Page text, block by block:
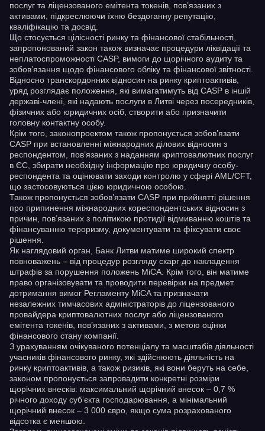
послуг та ліцензованого емітента токенів, пов’язаних з
активами, підкреслюючи їхню бездоганну репутацію,
кваліфікацію та досвід.
Що стосується цілісності ринку та фінансової стабільності,
запропонований закон також визначає процедури ліквідації та
неплатоспроможності CASP, вимоги до щорічного аудиту та
зобов’язання щодо фінансового обліку та фінансової звітності.
Відносно транскордонних відносин на ринку криптоактивів,
уряд розглядає положення, які вимагатимуть від CASP в іншій
державі-члені, які надають послуги в Литві через посередників,
фізичних або юридичних осіб, створити або призначити
головну контактну особу.
Крім того, законопроектом також пропонується зобов’язати
CASP при встановленні міжнародних ділових відносин з
респондентом, пов’язаних з наданням криптовалютних послуг
в ЄС, збирати необхідну інформацію про юридичну особу-
респондента та оцінювати заходи контролю у сфері AML/CFT,
що застосовуються цією юридичною особою.
Також пропонується зобов’язати CASP при прийнятті рішення
про припинення міжнародних кореспондентських відносин з
причин, пов’язаних з політикою протидії відмиванню коштів та
фінансуванню тероризму, документувати та фіксувати своє
рішення.
Як наглядовий орган, Банк Литви матиме широкий спектр
повноважень – від процедур розгляду скарг до накладення
штрафів за порушення положень MiCA. Крім того, він матиме
право організовувати та проводити перевірки на предмет
дотримання вимог Регламенту MiCA та призначати
незалежних тимчасових адміністраторів до ліцензованого
провайдера криптовалютних послуг або ліцензованого
емітента токенів, пов’язаних з активами, з метою оцінки
фінансового стану компанії.
З урахуванням очікуваного потенціалу та масштабів діяльності
учасників фінансового ринку, які здійснюють діяльність на
ринку криптоактивів, а також ризиків, які вони беруть на себе,
законом пропонується запровадити конкретні розміри
щорічних внесків: максимальний щорічний внесок – 0,7 %
річного доходу суб’єкта господарювання, а мінімальний
щорічний внесок – 3 000 євро, якщо сума розрахованого
відсотка є меншою.